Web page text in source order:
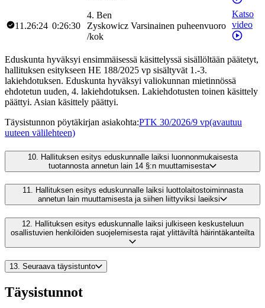
11.26:24 0:26:30
4. Ben
Zyskowicz
/kok
Varsinainen puheenvuoro
Katso
video
Eduskunta hyväksyi ensimmäisessä käsittelyssä sisällöltään päätetyt,
hallituksen esitykseen HE 188/2025 vp sisältyvät 1.-3.
lakiehdotuksen. Eduskunta hyväksyi valiokunnan mietinnössä
ehdotetun uuden, 4. lakiehdotuksen. Lakiehdotusten toinen käsittely
päättyi. Asian käsittely päättyi.
Täysistunnon pöytäkirjan asiakohta:PTK 30/2026/9 vp(avautuu
uuteen välilehteen)
10. Hallituksen esitys eduskunnalle laiksi luonnonmukaisesta
tuotannosta annetun lain 14 §:n muuttamisesta
11. Hallituksen esitys eduskunnalle laiksi luottolaitostoiminnasta
annetun lain muuttamisesta ja siihen liittyviksi laeiksi
12. Hallituksen esitys eduskunnalle laiksi julkiseen keskusteluun
osallistuvien henkilöiden suojelemisesta rajat ylittäviltä häirintäkanteilta
13. Seuraava täysistunto
Täysistunnot